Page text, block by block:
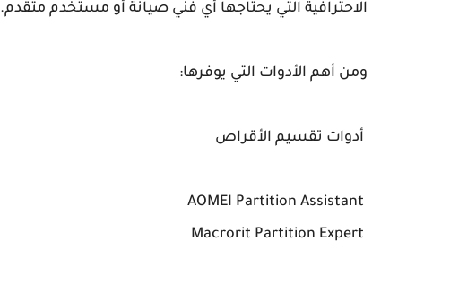
الاحترافية التي يحتاجها أي فني صيانة أو مستخدم متقدم.
ومن أهم الأدوات التي يوفرها:
أدوات تقسيم الأقراص